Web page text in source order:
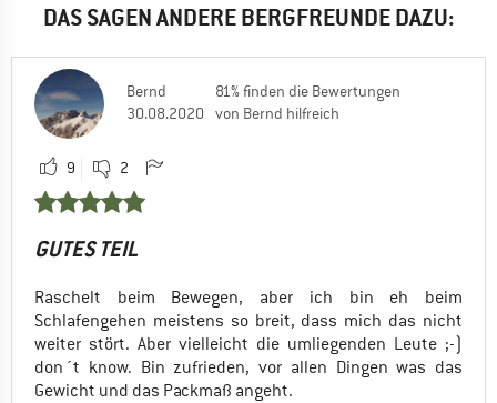
DAS SAGEN ANDERE BERGFREUNDE DAZU:
Bernd
30.08.2020
81% finden die Bewertungen
von Bernd hilfreich
9 2
GUTES TEIL
Raschelt beim Bewegen, aber ich bin eh beim
Schlafengehen meistens so breit, dass mich das nicht
weiter stört. Aber vielleicht die umliegenden Leute ;-)
don´t know. Bin zufrieden, vor allen Dingen was das
Gewicht und das Packmaß angeht.